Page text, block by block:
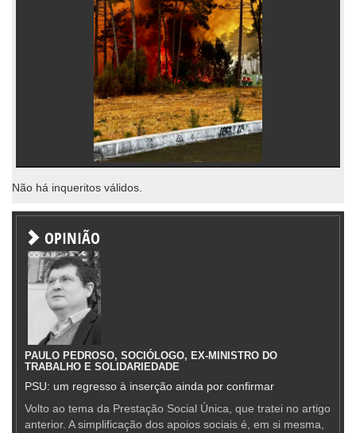
Não há inqueritos válidos.
OPINIÃO
PAULO PEDROSO, SOCIÓLOGO, EX-MINISTRO DO
TRABALHO E SOLIDARIEDADE
PSU: um regresso à inserção ainda por confirmar
Volto ao tema da Prestação Social Única, que tratei no artigo
anterior. A simplificação dos apoios sociais é, em si mesma,